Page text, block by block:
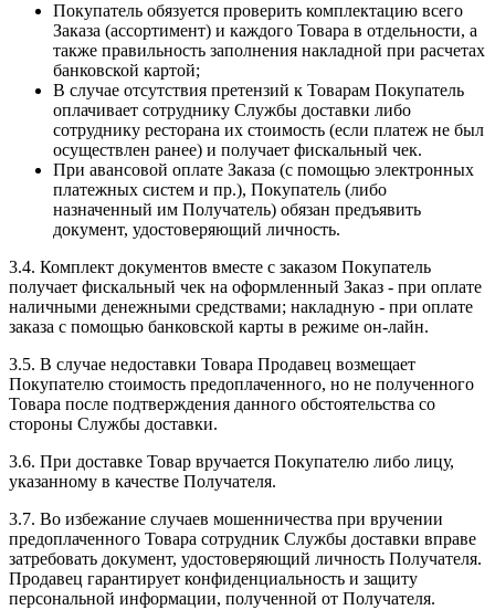
Покупатель обязуется проверить комплектацию всего
Заказа (ассортимент) и каждого Товара в отдельности, а
также правильность заполнения накладной при расчетах
банковской картой;
В случае отсутствия претензий к Товарам Покупатель
оплачивает сотруднику Службы доставки либо
сотруднику ресторана их стоимость (если платеж не был
осуществлен ранее) и получает фискальный чек.
При авансовой оплате Заказа (с помощью электронных
платежных систем и пр.), Покупатель (либо
назначенный им Получатель) обязан предъявить
документ, удостоверяющий личность.
3.4. Комплект документов вместе с заказом Покупатель
получает фискальный чек на оформленный Заказ - при оплате
наличными денежными средствами; накладную - при оплате
заказа с помощью банковской карты в режиме он-лайн.
3.5. В случае недоставки Товара Продавец возмещает
Покупателю стоимость предоплаченного, но не полученного
Товара после подтверждения данного обстоятельства со
стороны Службы доставки.
3.6. При доставке Товар вручается Покупателю либо лицу,
указанному в качестве Получателя.
3.7. Во избежание случаев мошенничества при вручении
предоплаченного Товара сотрудник Службы доставки вправе
затребовать документ, удостоверяющий личность Получателя.
Продавец гарантирует конфиденциальность и защиту
персональной информации, полученной от Получателя.